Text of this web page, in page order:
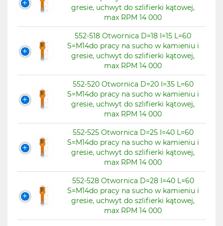
gresie, uchwyt do szlifierki kątowej,
max RPM 14 000
552-518 Otwornica D=18 I=15 L=60
S=M14do pracy na sucho w kamieniu i
gresie, uchwyt do szlifierki kątowej,
max RPM 14 000
552-520 Otwornica D=20 I=35 L=60
S=M14do pracy na sucho w kamieniu i
gresie, uchwyt do szlifierki kątowej,
max RPM 14 000
552-525 Otwornica D=25 I=40 L=60
S=M14do pracy na sucho w kamieniu i
gresie, uchwyt do szlifierki kątowej,
max RPM 14 000
552-528 Otwornica D=28 I=40 L=60
S=M14do pracy na sucho w kamieniu i
gresie, uchwyt do szlifierki kątowej,
max RPM 14 000